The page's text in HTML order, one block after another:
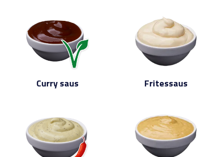
Curry saus Fritessaus